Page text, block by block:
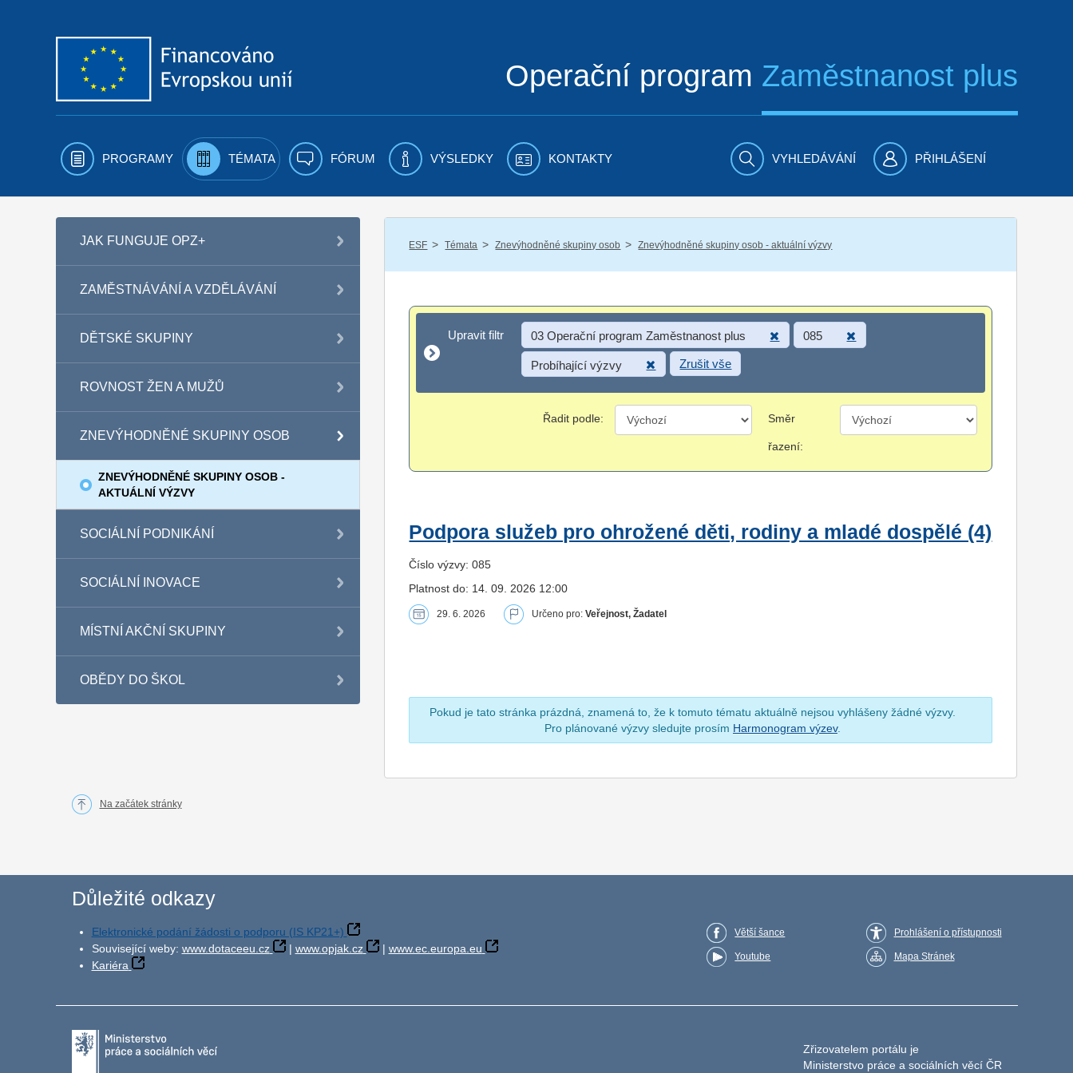
Operační program Zaměstnanost plus
PROGRAMY TÉMATA FÓRUM VÝSLEDKY KONTAKTY VYHLEDÁVÁNÍ PŘIHLÁŠENÍ
JAK FUNGUJE OPZ+
ZAMĚSTNÁVÁNÍ A VZDĚLÁVÁNÍ
DĚTSKÉ SKUPINY
ROVNOST ŽEN A MUŽŮ
ZNEVÝHODNĚNÉ SKUPINY OSOB
ZNEVÝHODNĚNÉ SKUPINY OSOB -
AKTUÁLNÍ VÝZVY
SOCIÁLNÍ PODNIKÁNÍ
SOCIÁLNÍ INOVACE
MÍSTNÍ AKČNÍ SKUPINY
OBĚDY DO ŠKOL
ESF / Témata / Znevýhodněné skupiny osob / Znevýhodněné skupiny osob - aktuální výzvy
Upravit filtr
Upravit filtr 03 Operační program Zaměstnanost plus 085
Probíhající výzvy Zrušit vše
Řadit podle: Směr
řazení:
Podpora služeb pro ohrožené děti, rodiny a mladé dospělé (4)
Číslo výzvy: 085
Platnost do: 14. 09. 2026 12:00
29. 6. 2026 Určeno pro:Veřejnost, Žadatel
Pokud je tato stránka prázdná, znamená to, že k tomuto tématu aktuálně nejsou vyhlášeny žádné výzvy.
Pro plánované výzvy sledujte prosím Harmonogram výzev.
Na začátek stránky
Důležité odkazy
Elektronické podání žádosti o podporu (IS KP21+)
Související weby: www.dotaceeu.cz | www.opjak.cz | www.ec.europa.eu
Kariéra
Větší šance
Youtube
Prohlášení o přístupnosti
Mapa Stránek
Zřizovatelem portálu je
Ministerstvo práce a sociálních věcí ČR